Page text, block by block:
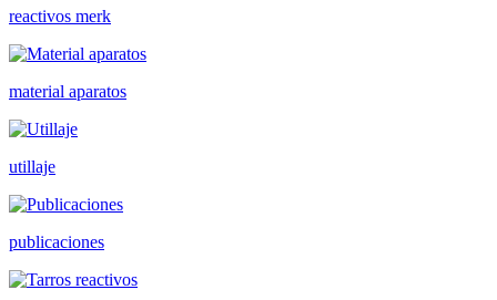
reactivos merk
material aparatos
utillaje
publicaciones